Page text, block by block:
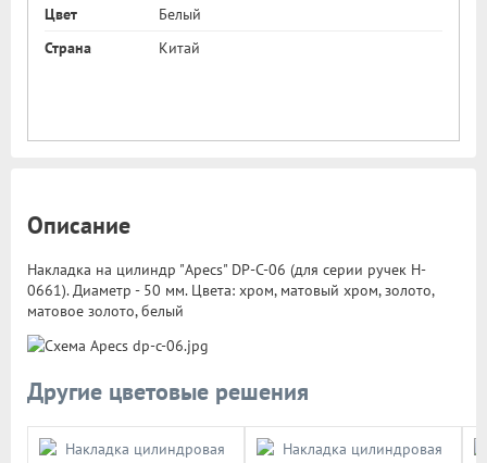
Цвет
Белый
Страна
Китай
Описание
Накладка на цилиндр "Apecs" DP-C-06 (для серии ручек H-
0661). Диаметр - 50 мм. Цвета: хром, матовый хром, золото,
матовое золото, белый
Другие цветовые решения